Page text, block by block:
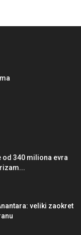
od 340 miliona evra
veliki zaokret